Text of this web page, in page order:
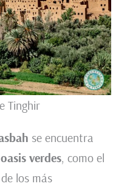
Tinghir
se encuentra
verdes, como el
los más